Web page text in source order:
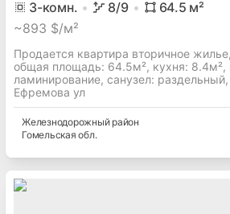
3-комн. 8/9 64.5 м²
~893 $/м²
Продается квартира вторичное
общая площадь: 64.5м², кухня: 8.4м²,
ламинирование, cанузел:
Ефремова ул
Железнодорожныйрайон
Гомельская обл.